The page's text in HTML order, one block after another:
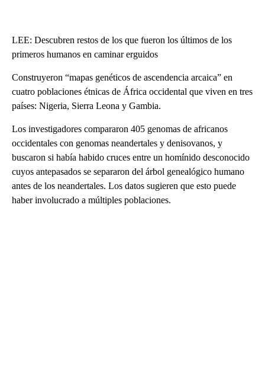
LEE: Descubren restos de los que fueron los últimos de los
primeros humanos en caminar erguidos
Construyeron “mapas genéticos de ascendencia arcaica” en
cuatro poblaciones étnicas de África occidental que viven en tres
países: Nigeria, Sierra Leona y Gambia.
Los investigadores compararon 405 genomas de africanos
occidentales con genomas neandertales y denisovanos, y
buscaron si había habido cruces entre un homínido desconocido
cuyos antepasados se separaron del árbol genealógico humano
antes de los neandertales. Los datos sugieren que esto puede
haber involucrado a múltiples poblaciones.